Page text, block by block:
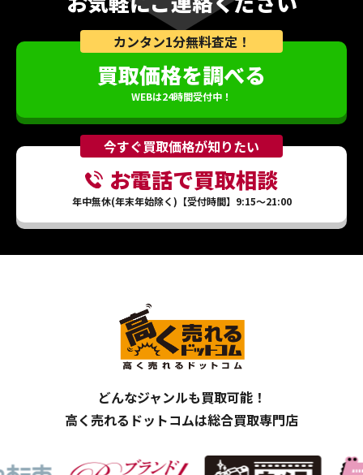
カンタン1分無料査定！
買取価格を調べる
WEBは24時間受付中！
今すぐ買取価格が知りたい
お電話で買取相談
年中無休(年末年始除く)【受付時間】9:15～21:00
どんなジャンルも買取可能！
高く売れるドットコムは総合買取専門店